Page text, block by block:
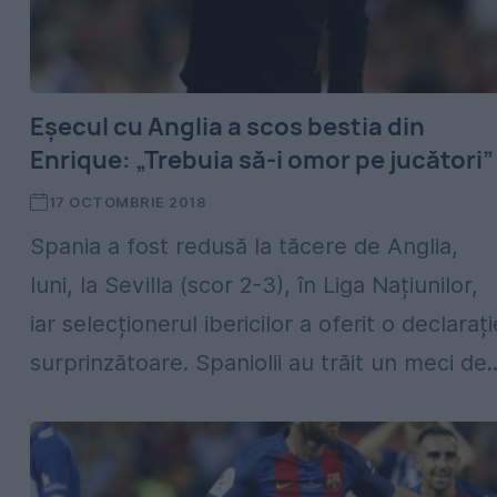
Eșecul cu Anglia a scos bestia din
Enrique: „Trebuia să-i omor pe jucători”
17 OCTOMBRIE 2018
Spania a fost redusă la tăcere de Anglia,
luni, la Sevilla (scor 2-3), în Liga Națiunilor,
iar selecționerul ibericilor a oferit o
surprinzătoare. Spaniolii au trăit un meci